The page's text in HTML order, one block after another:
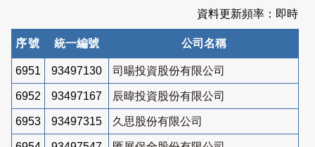
資料更新頻率：即時
序號 統一編號 公司名稱
6951 93497130 司暘投資股份有限公司
6952 93497167 辰暐投資股份有限公司
6953 93497315 久思股份有限公司